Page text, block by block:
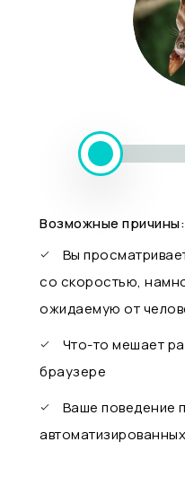
Возможные причины:
Вы
со скоростью,
ожидаемую от
Что-то мешает
браузере
Ваше поведение